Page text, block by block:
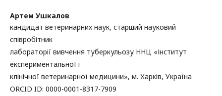
Артем Ушкалов
кандидат ветеринарних наук, старший науковий
співробітник
лабораторії вивчення туберкульозу ННЦ «Інститут
експериментальної і
клінічної ветеринарної медицини», м. Харків, Україна
ORCID ID: 0000-0001-8317-7909